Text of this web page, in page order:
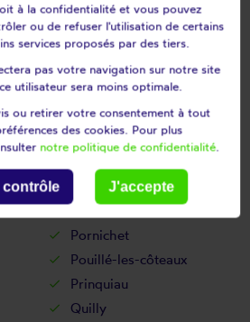
Nantes
Notre-dame-des-landes
Nozay
Oudon
Pannecé
Petit-auverné
Plessé
Pontchâteau
Pornichet
Pouillé-les-côteaux
Prinquiau
Quilly
à la confidentialité et vous pouvez
ou de refuser l'utilisation de certains
services proposés par des tiers.
pas votre navigation sur notre site
utilisateur sera moins optimale.
ou retirer votre consentement à tout
des cookies. Pour plus
notre politique de confidentialité.
contrôle J'accepte